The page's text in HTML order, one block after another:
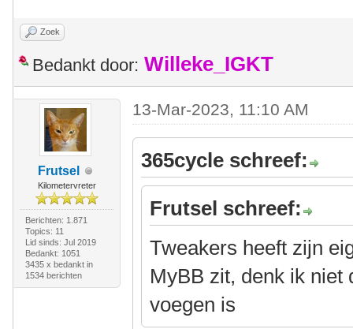
Zoek
Bedankt door: Willeke_IGKT
Frutsel
Kilometervreter
Berichten: 1.871
Topics: 11
Lid sinds: Jul 2019
Bedankt: 1051
3435 x bedankt in
1534 berichten
13-Mar-2023, 11:10 AM
365cycle schreef:
Frutsel schreef:
Tweakers heeft zijn
MyBB zit, denk ik niet
voegen is